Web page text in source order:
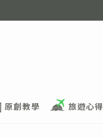
原創教學 旅遊心得